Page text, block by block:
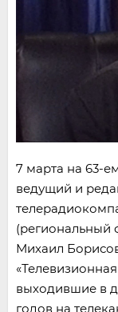
7 марта на 63-
ведущий и
(региональный
Михаил
выходившие в
годов на